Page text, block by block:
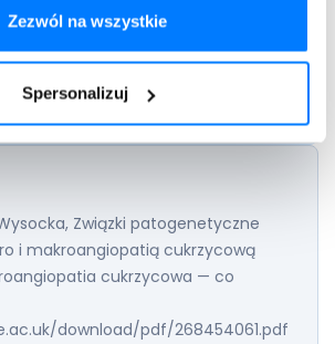
Zezwól na wszystkie
Spersonalizuj
i pochodziły ze sprawdzonych źródeł. Należy
specjalistą.
Rozpocznij konsultację
Związki patogenetyczne
i makroangiopatią cukrzycową
cukrzycowa — co
download/pdf/268454061.pdf